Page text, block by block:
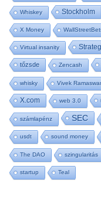
Whiskey Stockholm
X Money
Virtual insanity
tőzsde Zencash
whisky Vivek
X.com web 3.0
számlapénz SEC
usdt sound money
The DAO szingularitás
startup Teal